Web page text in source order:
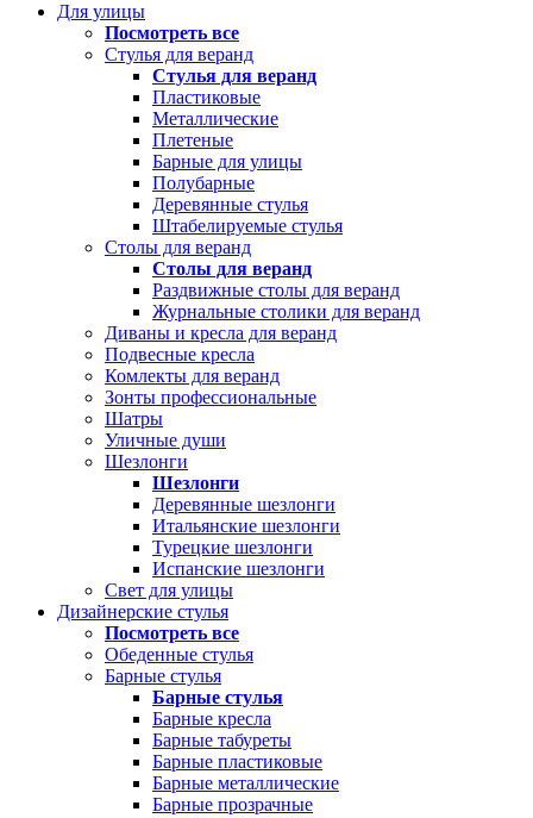
Для улицы
Посмотреть все
Стулья для веранд
Стулья для веранд
Пластиковые
Металлические
Плетеные
Барные для улицы
Полубарные
Деревянные стулья
Штабелируемые стулья
Столы для веранд
Столы для веранд
Раздвижные столы для веранд
Журнальные столики для веранд
Диваны и кресла для веранд
Подвесные кресла
Комлекты для веранд
Зонты профессиональные
Шатры
Уличные души
Шезлонги
Шезлонги
Деревянные шезлонги
Итальянские шезлонги
Турецкие шезлонги
Испанские шезлонги
Свет для улицы
Дизайнерские стулья
Посмотреть все
Обеденные стулья
Барные стулья
Барные стулья
Барные кресла
Барные табуреты
Барные пластиковые
Барные металлические
Барные прозрачные